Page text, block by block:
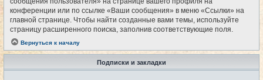
конференции или по ссылке «Ваши сообщения» в меню «Ссылки» на
главной странице. Чтобы найти созданные вами темы, используйте
страницу расширенного поиска, заполнив соответствующие поля.
Вернуться к началу
Подписки и закладки